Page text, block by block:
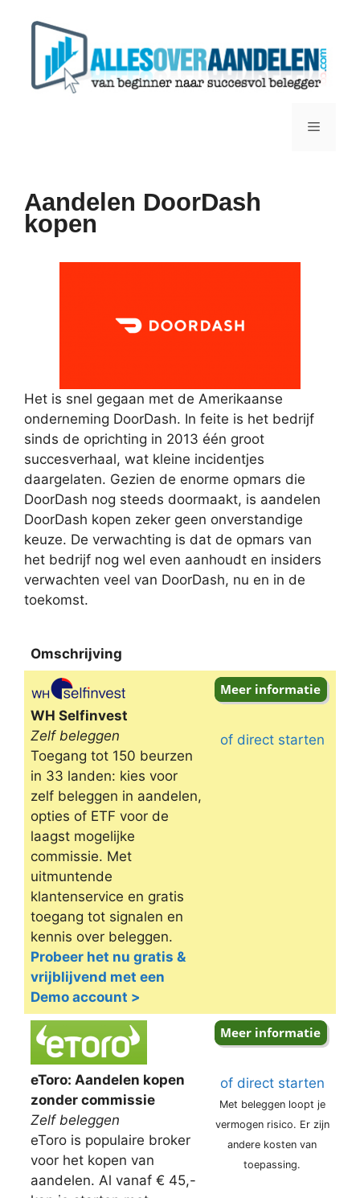
Menu
Aandelen DoorDash
kopen
Het is snel gegaan met de Amerikaanse
onderneming DoorDash. In feite is het bedrijf
sinds de oprichting in 2013 één groot
succesverhaal, wat kleine incidentjes
daargelaten. Gezien de enorme opmars die
DoorDash nog steeds doormaakt, is aandelen
DoorDash kopen zeker geen onverstandige
keuze. De verwachting is dat de opmars van
het bedrijf nog wel even aanhoudt en insiders
verwachten veel van DoorDash, nu en in de
toekomst.
Omschrijving
Omschrijving
WH Selfinvest
Zelf beleggen
Toegang tot 150 beurzen
in 33 landen: kies voor
zelf beleggen in aandelen,
opties of ETF voor de
laagst mogelijke
commissie. Met
uitmuntende
klantenservice en gratis
toegang tot signalen en
kennis over beleggen.
Probeer het nu gratis &
vrijblijvend met een
Demo account >
of direct starten
eToro: Aandelen kopen
zonder commissie
Zelf beleggen
eToro is populaire broker
voor het kopen van
aandelen. Al vanaf € 45,-
of direct starten
Met beleggen loopt je
vermogen risico. Er zijn
andere kosten van
toepassing.